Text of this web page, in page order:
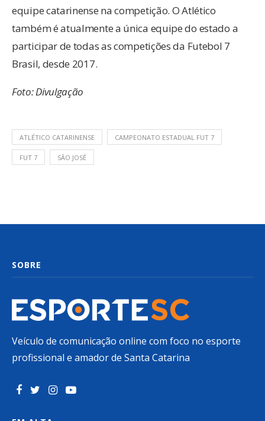
equipe catarinense na competição. O Atlético
também é atualmente a única equipe do estado a
participar de todas as competições da Futebol 7
Brasil, desde 2017.
Foto: Divulgação
ATLÉTICO CATARINENSE CAMPEONATO ESTADUAL FUT 7
FUT 7 SÃO JOSÉ
SOBRE
Veículo de comunicação online com foco no esporte
profissional e amador de Santa Catarina